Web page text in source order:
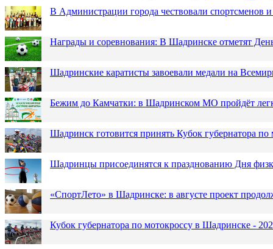
В Администрации города чествовали спортсменов и
Награды и соревнования: В Шадринске отметят
Шадринские каратисты завоевали медали на
Бежим до Камчатки: в Шадринском МО пройдёт
Шадринск готовится принять Кубок губернатора по
Шадринцы присоединятся к празднованию Дня
«СпортЛето» в Шадринске: в августе проект
Кубок губернатора по мотокроссу в Шадринске -